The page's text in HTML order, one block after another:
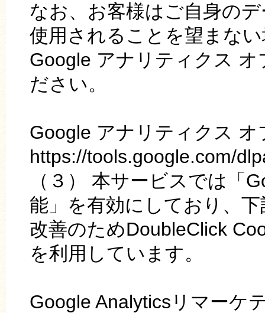
なお、お客様はご自身の
使用されることを望まな
Google アナリティクス
ださい。
Google アナリティクス
https://tools.google.com/
（３） 本サービスでは「
能」を有効にしており、
改善のためDoubleClick
を利用しています。
Google Analyticsリマーケ